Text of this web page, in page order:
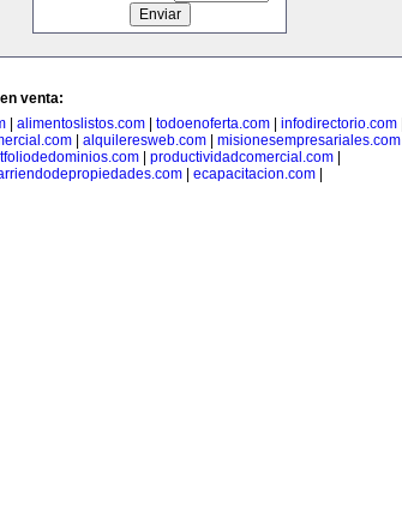
venta:
alimentoslistos.com todoenoferta.com infodirectorio.com
alquileresweb.com misionesempresariales.com
productividadcomercial.com
ecapacitacion.com